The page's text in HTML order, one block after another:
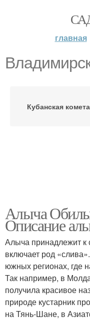
главная
Кубанская комета
Алыча
Описание
Алыча принадлежит к
включает род
южных регионах, где
Так например, в
получила красивое
природе кустарник
на Тянь-Шане, в